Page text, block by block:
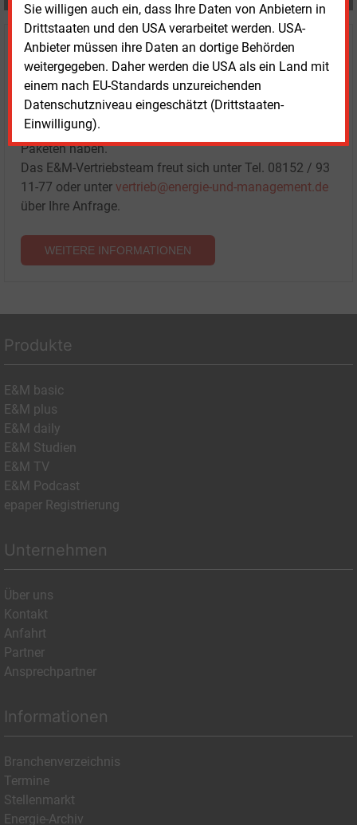
Sie willigen auch ein, dass Ihre Daten von Anbietern in
Drittstaaten und den USA verarbeitet werden. USA-
Anbieter müssen ihre Daten an dortige Behörden
weitergegeben. Daher werden die USA als ein Land mit
einem nach EU-Standards unzureichenden
Datenschutzniveau eingeschätzt (Drittstaaten-
Einwilligung).
Haben Sie Interesse an Content oder
Mehrfachzugängen für Ihr Unternehmen?
Sprechen Sie uns an, wenn Sie Fragen zur Nutzung von
E&M-Inhalten oder den verschiedenen Abonnement-
Paketen haben.
Das E&M-Vertriebsteam freut sich unter Tel. 08152 / 93
11-77 oder unter vertrieb@energie-und-management.de
über Ihre Anfrage.
WEITERE INFORMATIONEN
Produkte
E&M basic
E&M plus
E&M daily
E&M Studien
E&M TV
E&M Podcast
epaper Registrierung
Unternehmen
Über uns
Kontakt
Anfahrt
Partner
Ansprechpartner
Informationen
Branchenverzeichnis
Termine
Stellenmarkt
Energie-Archiv